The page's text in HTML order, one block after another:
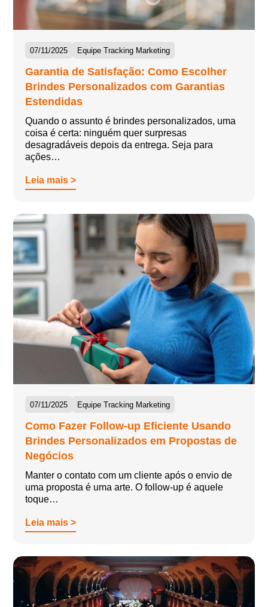
07/11/2025 Equipe Tracking Marketing
Garantia de Satisfação: Como Escolher
Brindes Personalizados com Garantias
Estendidas
Quando o assunto é brindes personalizados, uma
coisa é certa: ninguém quer surpresas
desagradáveis depois da entrega. Seja para
ações…
Leia mais >
07/11/2025 Equipe Tracking Marketing
Como Fazer Follow-up Eficiente Usando
Brindes Personalizados em Propostas de
Negócios
Manter o contato com um cliente após o envio de
uma proposta é uma arte. O follow-up é aquele
toque…
Leia mais >